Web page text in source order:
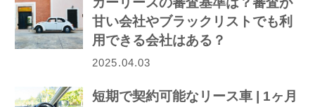
甘い会社やブラックリストでも利
用できる会社はある？
2025.04.03
短期で契約可能なリース車 | 1ヶ月